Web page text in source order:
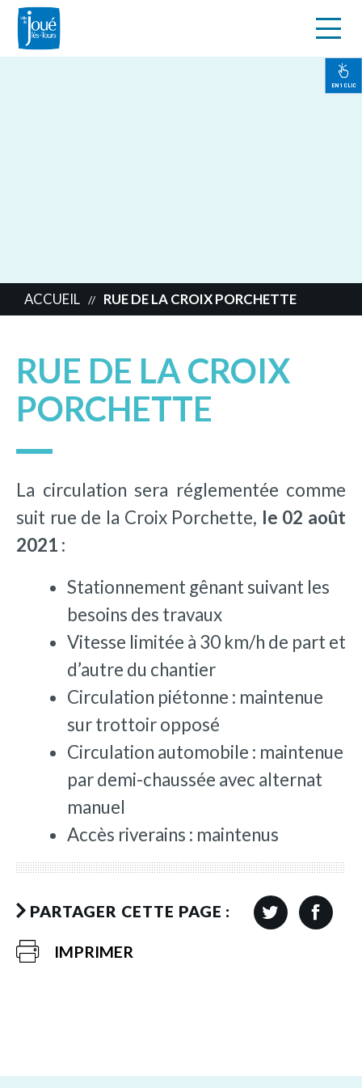
EN 1 CLIC
ACCUEIL // RUE DE LA CROIX PORCHETTE
RUE DE LA CROIX
PORCHETTE
La circulation sera réglementée comme
suit rue de la Croix Porchette, le 02 août
2021 :
Stationnement gênant suivant les
besoins des travaux
Vitesse limitée à 30 km/h de part et
d’autre du chantier
Circulation piétonne : maintenue
sur trottoir opposé
Circulation automobile : maintenue
par demi-chaussée avec alternat
manuel
Accès riverains : maintenus
PARTAGER CETTE PAGE :
IMPRIMER